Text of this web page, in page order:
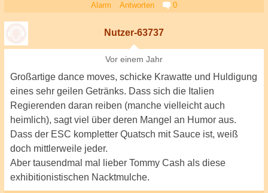
Alarm Antworten 0
Nutzer-63737
Vor einem Jahr
Großartige dance moves, schicke Krawatte und Huldigung
eines sehr geilen Getränks. Dass sich die Italien
Regierenden daran reiben (manche vielleicht auch
heimlich), sagt viel über deren Mangel an Humor aus.
Dass der ESC kompletter Quatsch mit Sauce ist, weiß
doch mittlerweile jeder.
Aber tausendmal mal lieber Tommy Cash als diese
exhibitionistischen Nacktmulche.